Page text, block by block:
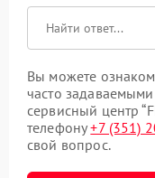
Вы можете
часто
сервисный центр
телефону+7 (351)
свой вопрос.